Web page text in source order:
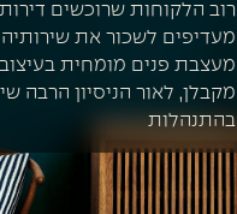
רוב הלקוחות שרוכשים
מעדיפים לשכור את
מעצבת פנים מומחית
מקבלן, לאור הניסיון הרבה
בהתנהלות